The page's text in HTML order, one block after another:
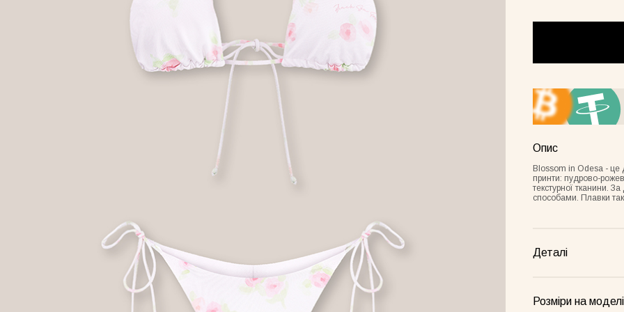
Сукня Frame оливкова Сукня Frame лимонна Опис
Blossom in Odesa - це
принти: пудрово-
текстурної тканини.
способами. Плавки
Деталі
Розміри на моделі